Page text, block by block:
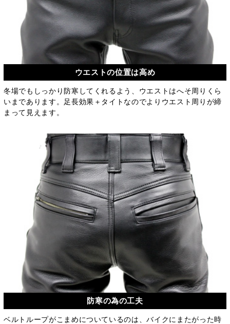
ウエストの位置は高め
冬場でもしっかり防寒してくれるよう、ウエストはへそ周りくら
いまであります。足長効果＋タイトなのでよりウエスト周りが締
まって見えます。
防寒の為の工夫
ベルトループがこまめについているのは、バイクにまたがった時